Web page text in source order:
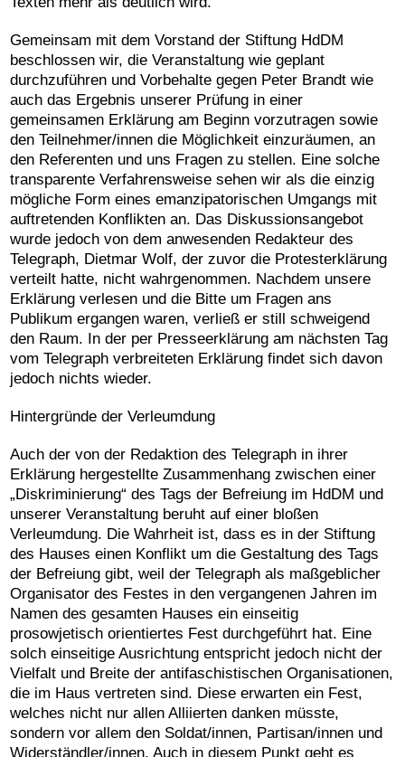
Gemeinsam mit dem Vorstand der Stiftung HdDM
beschlossen wir, die Veranstaltung wie geplant
durchzuführen und Vorbehalte gegen Peter Brandt wie
auch das Ergebnis unserer Prüfung in einer
gemeinsamen Erklärung am Beginn vorzutragen sowie
den Teilnehmer/innen die Möglichkeit einzuräumen, an
den Referenten und uns Fragen zu stellen. Eine solche
transparente Verfahrensweise sehen wir als die einzig
mögliche Form eines emanzipatorischen Umgangs mit
auftretenden Konflikten an. Das Diskussionsangebot
wurde jedoch von dem anwesenden Redakteur des
Telegraph, Dietmar Wolf, der zuvor die Protesterklärung
verteilt hatte, nicht wahrgenommen. Nachdem unsere
Erklärung verlesen und die Bitte um Fragen ans
Publikum ergangen waren, verließ er still schweigend
den Raum. In der per Presseerklärung am nächsten Tag
vom Telegraph verbreiteten Erklärung findet sich davon
jedoch nichts wieder.
Hintergründe der Verleumdung
Auch der von der Redaktion des Telegraph in ihrer
Erklärung hergestellte Zusammenhang zwischen einer
„Diskriminierung“ des Tags der Befreiung im HdDM und
unserer Veranstaltung beruht auf einer bloßen
Verleumdung. Die Wahrheit ist, dass es in der Stiftung
des Hauses einen Konflikt um die Gestaltung des Tags
der Befreiung gibt, weil der Telegraph als maßgeblicher
Organisator des Festes in den vergangenen Jahren im
Namen des gesamten Hauses ein einseitig
prosowjetisch orientiertes Fest durchgeführt hat. Eine
solch einseitige Ausrichtung entspricht jedoch nicht der
Vielfalt und Breite der antifaschistischen Organisationen,
die im Haus vertreten sind. Diese erwarten ein Fest,
welches nicht nur allen Alliierten danken müsste,
sondern vor allem den Soldat/innen, Partisan/innen und
Widerständler/innen. Auch in diesem Punkt geht es